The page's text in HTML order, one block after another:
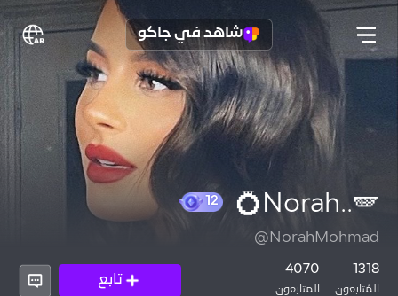
شاهد في جاكو
Norah..🪽💍
12@NorahMohmad
1318
المُتابعون
4070
المتابعون
تابع